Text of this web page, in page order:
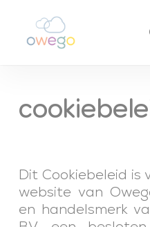
main
cart
Dit Cookiebeleid is
website van
en handelsmerk